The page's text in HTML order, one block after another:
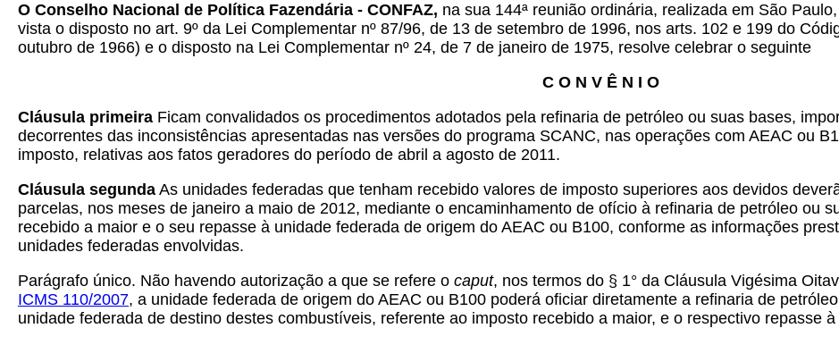
O Conselho Nacional de Política Fazendária - CONFAZ, na sua 144ª reunião ordinária, realizada em São
vista o disposto no art. 9º da Lei Complementar nº 87/96, de 13 de setembro de 1996, nos arts. 102 e 199 do
outubro de 1966) e o disposto na Lei Complementar nº 24, de 7 de janeiro de 1975, resolve celebrar o seguinte
C O N V Ê N I O
Cláusula primeira Ficam convalidados os procedimentos adotados pela refinaria de petróleo ou suas bases,
decorrentes das inconsistências apresentadas nas versões do programa SCANC, nas operações com AEAC ou
imposto, relativas aos fatos geradores do período de abril a agosto de 2011.
Cláusula segunda As unidades federadas que tenham recebido valores de imposto superiores aos devidos
parcelas, nos meses de janeiro a maio de 2012, mediante o encaminhamento de ofício à refinaria de petróleo ou
recebido a maior e o seu repasse à unidade federada de origem do AEAC ou B100, conforme as informações
unidades federadas envolvidas.
Parágrafo único. Não havendo autorização a que se refere o caput, nos termos do § 1° da Cláusula Vigésima
ICMS 110/2007, a unidade federada de origem do AEAC ou B100 poderá oficiar diretamente a refinaria de
unidade federada de destino destes combustíveis, referente ao imposto recebido a maior, e o respectivo repasse